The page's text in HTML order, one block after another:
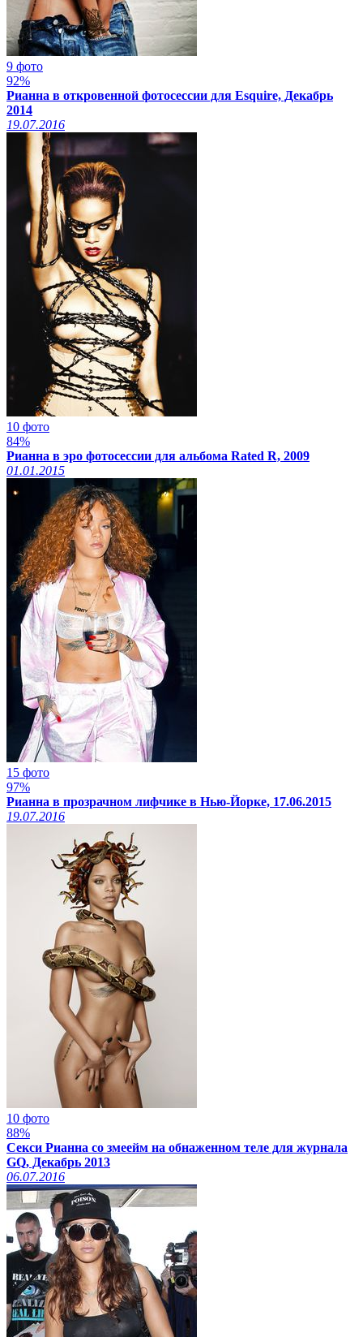
9 фото
92%
Рианна в откровенной фотосессии для Esquire, Декабрь
2014
19.07.2016
10 фото
84%
Рианна в эро фотосессии для альбома Rated R, 2009
01.01.2015
15 фото
97%
Рианна в прозрачном лифчике в Нью-Йорке, 17.06.2015
19.07.2016
10 фото
88%
Секси Рианна со змеейм на обнаженном теле для журнала
GQ, Декабрь 2013
06.07.2016